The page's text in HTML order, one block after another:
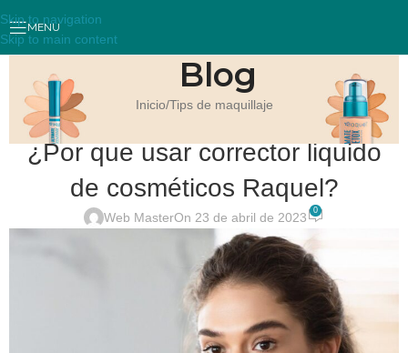
Skip to navigation
Skip to main content
MENU
Blog
Inicio Tips de maquillaje
¿Por que usar corrector liquido
de cosméticos Raquel?
Web MasterOn 23 de abril de 2023 0